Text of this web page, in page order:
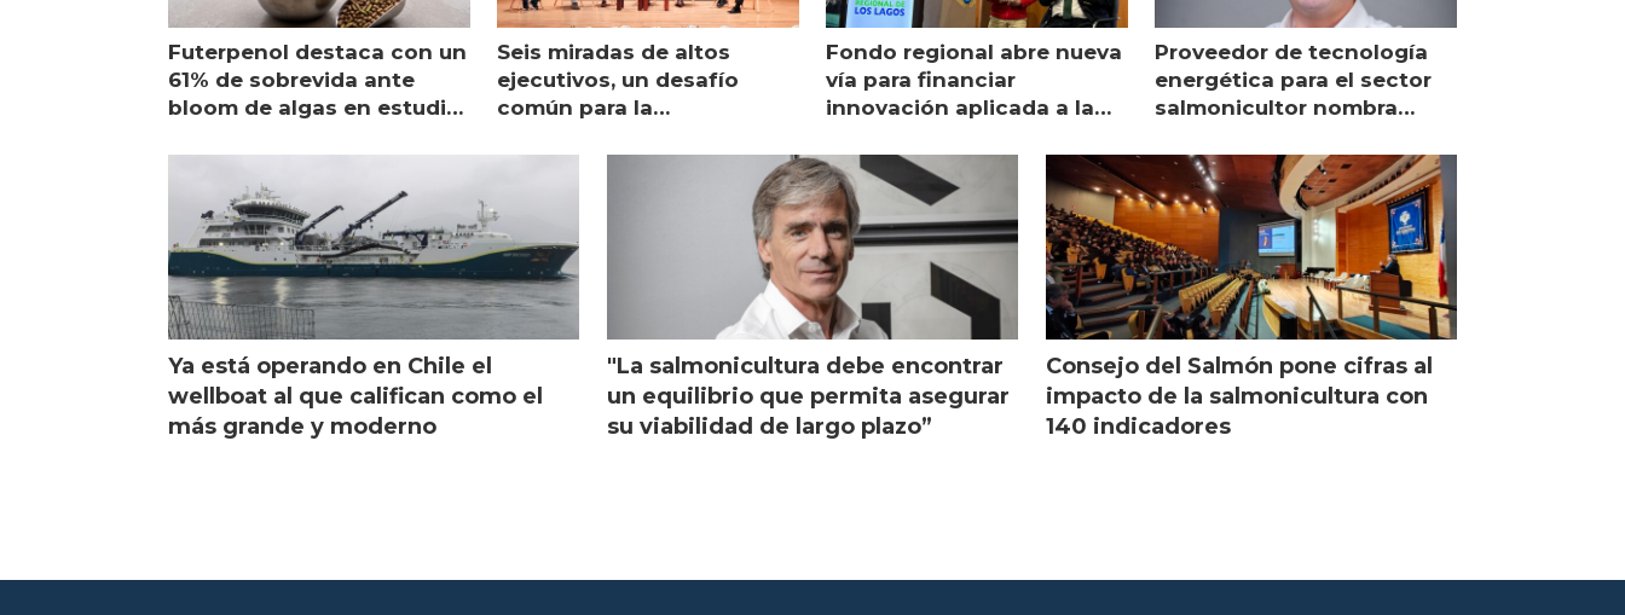
Futerpenol destaca con un
61% de sobrevida ante
bloom de algas en estudio
Seis miradas de altos
ejecutivos, un desafío
común para la
Fondo regional abre nueva
vía para financiar
innovación aplicada a la
Proveedor de tecnología
energética para el sector
salmonicultor nombra
Ya está operando en Chile el
wellboat al que califican como el
más grande y moderno
"La salmonicultura debe encontrar
un equilibrio que permita asegurar
su viabilidad de largo plazo”
Consejo del Salmón pone cifras al
impacto de la salmonicultura con
140 indicadores